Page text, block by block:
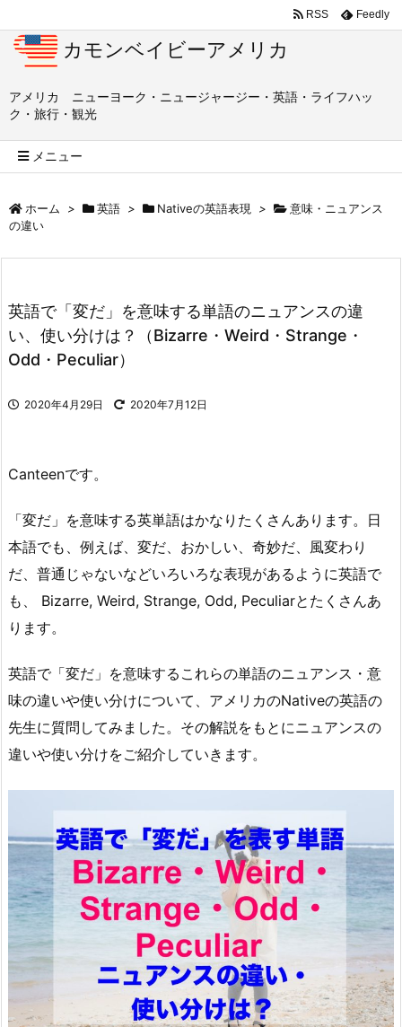
カモンベイビーアメリカ
アメリカ ニューヨーク・ニュージャージー・英語・ライフハッ
ク・旅行・観光
メニュー
RSS Feedly
ホーム > 英語 > Nativeの英語表現 >
意味・ニュアンス
の違い
英語で「変だ」を意味する単語のニュアンスの違
い、使い分けは？（Bizarre・Weird・Strange・
Odd・Peculiar）
2020年4月29日 2020年7月12日
Canteenです。
「変だ」を意味する英単語はかなりたくさんあります。日
本語でも、例えば、変だ、おかしい、奇妙だ、風変わり
だ、普通じゃないなどいろいろな表現があるように英語で
も、 Bizarre, Weird, Strange, Odd, Peculiarとたくさんあ
ります。
英語で「変だ」を意味するこれらの単語のニュアンス・意
味の違いや使い分けについて、アメリカのNativeの英語の
先生に質問してみました。その解説をもとにニュアンスの
違いや使い分けをご紹介していきます。